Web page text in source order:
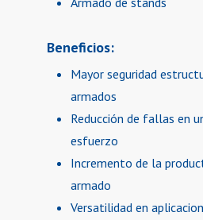
Beneficios:
Mayor seguridad
armados
Reducción de fallas en
esfuerzo
Incremento de la
armado
Versatilidad en